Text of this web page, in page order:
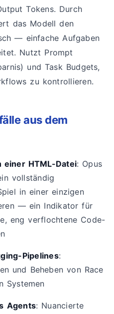
Tokens. Durch
das Modell den
— einfache Aufgaben
Nutzt Prompt
und Task Budgets,
zu kontrollieren.
aus dem
einer HTML-Datei: Opus
vollständig
in einer einzigen
— ein Indikator für
eng verflochtene Code-
Pipelines:
und Beheben von Race
Systemen
Agents: Nuancierte